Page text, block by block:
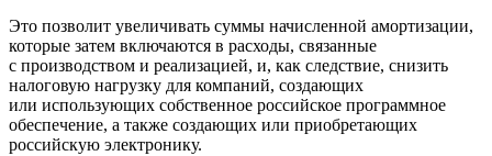
Это позволит увеличивать суммы начисленной амортизации,
которые затем включаются в расходы, связанные
с производством и реализацией, и, как следствие, снизить
налоговую нагрузку для компаний, создающих
или использующих собственное российское программное
обеспечение, а также создающих или приобретающих
российскую электронику.